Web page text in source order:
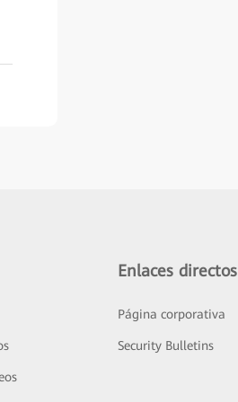
Enlaces directos
Página corporativa
Security Bulletins